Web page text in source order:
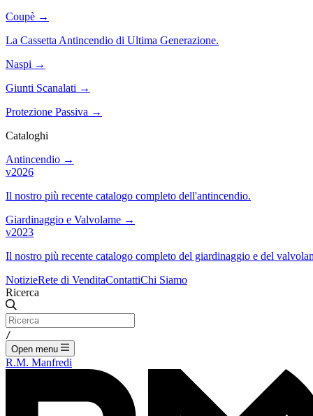
Coupè →
La Cassetta Antincendio di Ultima Generazione.
Naspi →
Giunti Scanalati →
Protezione Passiva →
Cataloghi
Antincendio →
v2026
Il nostro più recente catalogo completo dell'antincendio.
Giardinaggio e Valvolame →
v2023
Il nostro più recente catalogo completo del giardinaggio e del
NotizieRete di VenditaContattiChi Siamo
Ricerca
/
Open menu
R.M. Manfredi